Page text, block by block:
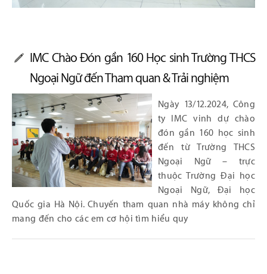
IMC Chào Đón gần 160 Học sinh Trường THCS
Ngoại Ngữ đến Tham quan & Trải nghiệm
Ngày 13/12.2024, Công
ty IMC vinh dự chào
đón gần 160 học sinh
đến từ Trường THCS
Ngoại Ngữ – trực
thuộc Trường Đại học
Ngoại Ngữ, Đại học
Quốc gia Hà Nội. Chuyến tham quan nhà máy không chỉ
mang đến cho các em cơ hội tìm hiểu quy